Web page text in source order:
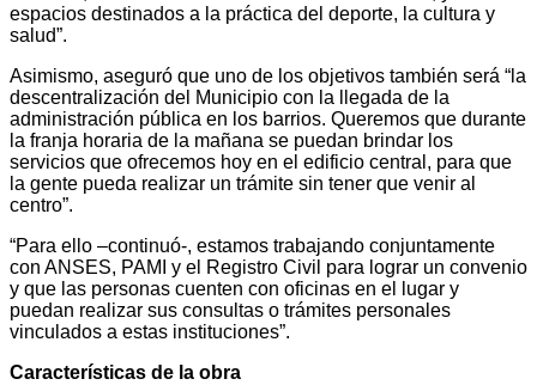
espacios destinados a la práctica del deporte, la cultura y
salud”.
Asimismo, aseguró que uno de los objetivos también será “la
descentralización del Municipio con la llegada de la
administración pública en los barrios. Queremos que durante
la franja horaria de la mañana se puedan brindar los
servicios que ofrecemos hoy en el edificio central, para que
la gente pueda realizar un trámite sin tener que venir al
centro”.
“Para ello –continuó-, estamos trabajando conjuntamente
con ANSES, PAMI y el Registro Civil para lograr un convenio
y que las personas cuenten con oficinas en el lugar y
puedan realizar sus consultas o trámites personales
vinculados a estas instituciones”.
Características de la obra